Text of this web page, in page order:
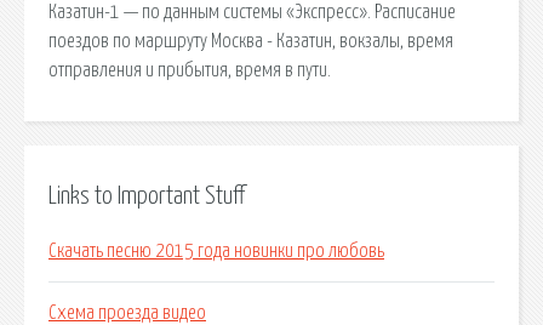
Казатин-1 — по данным системы «Экспресс». Расписание
поездов по маршруту Москва - Казатин, вокзалы, время
отправления и прибытия, время в пути.
Links to Important Stuff
Скачать песню 2015 года новинки про любовь
Схема проезда видео